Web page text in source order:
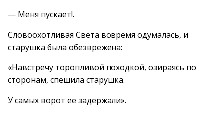
— Меня пускает!.
Словоохотливая Света вовремя одумалась, и
старушка была обезврежена:
«Навстречу торопливой походкой, озираясь по
сторонам, спешила старушка.
У самых ворот ее задержали».